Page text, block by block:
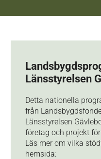
Länsstyrelsen
Detta nationella
från
Länsstyrelsen
företag och projekt
Läs mer om vilka
hemsida: